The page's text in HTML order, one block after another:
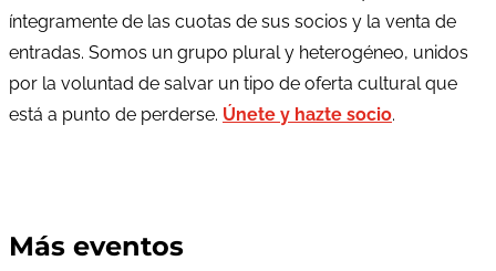
íntegramente de las cuotas de sus socios y la venta de
entradas. Somos un grupo plural y heterogéneo, unidos
por la voluntad de salvar un tipo de oferta cultural que
está a punto de perderse. Únete y hazte socio.
Más eventos